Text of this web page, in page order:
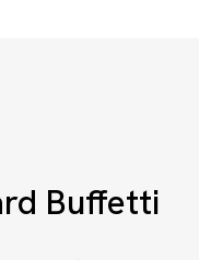
Buffetti